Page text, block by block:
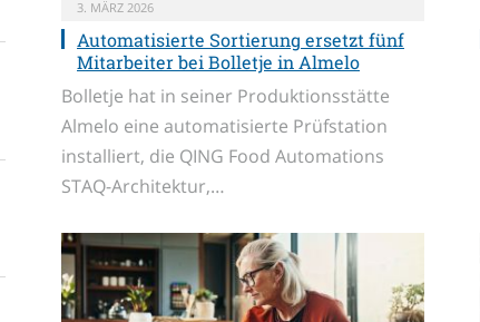
3. MÄRZ 2026
Automatisierte Sortierung ersetzt fünf
Mitarbeiter bei Bolletje in Almelo
Bolletje hat in seiner Produktionsstätte
Almelo eine automatisierte Prüfstation
installiert, die QING Food Automations
STAQ-Architektur,…